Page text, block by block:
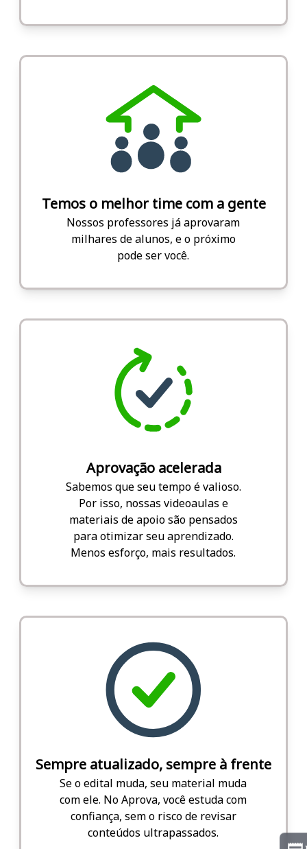
Temos o melhor time com a gente
Nossos professores já aprovaram
milhares de alunos, e o próximo
pode ser você.
Aprovação acelerada
Sabemos que seu tempo é valioso.
Por isso, nossas videoaulas e
materiais de apoio são pensados
para otimizar seu aprendizado.
Menos esforço, mais resultados.
Sempre atualizado, sempre à frente
Se o edital muda, seu material muda
com ele. No Aprova, você estuda com
confiança, sem o risco de revisar
conteúdos ultrapassados.